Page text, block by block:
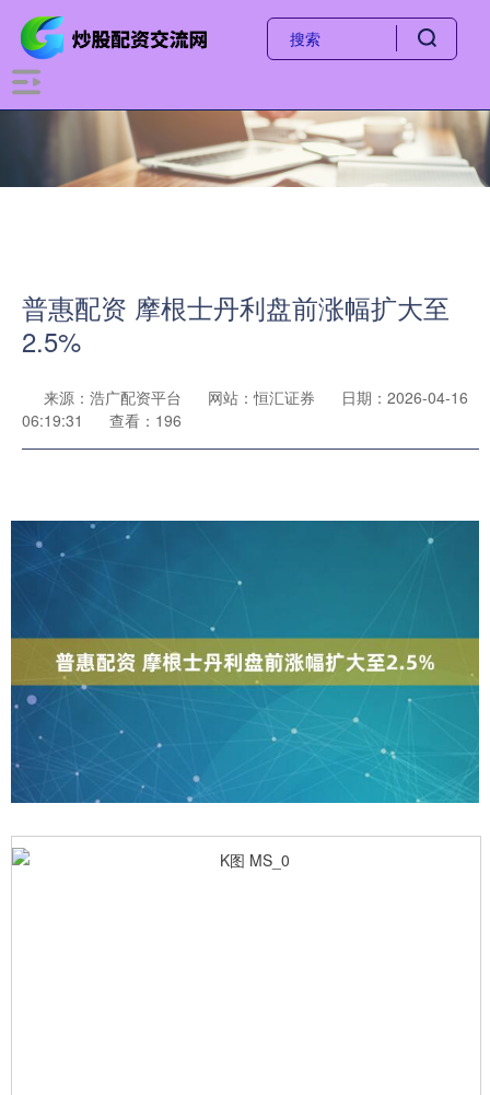
普惠配资 摩根士丹利盘前涨幅扩大至
2.5%
来源：浩广配资平台 网站：恒汇证券
日期：2026-04-16
06:19:31
查看：196